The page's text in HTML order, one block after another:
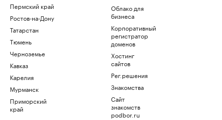
Пермский край
Ростов-на-Дону
Татарстан
Тюмень
Черноземье
Кавказ
Карелия
Мурманск
Приморский
край
Облако для
бизнеса
Корпоративный
регистратор
доменов
Хостинг
сайтов
Рег.решения
Знакомства
Сайт
знакомств
podbor.ru